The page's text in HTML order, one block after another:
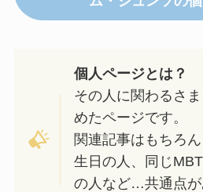
個人ページとは？
その人に関わるさ
めたページです。
関連記事はもちろ
生日の人、同じ
の人など…共通点が